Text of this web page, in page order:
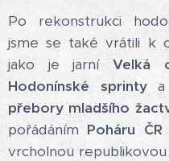
Po rekonstrukci
jsme se také vrátili k
jako je jarní Velká
Hodonínské sprintya
přebory mladšího
pořádáním Poháru
vrcholnou republikovou